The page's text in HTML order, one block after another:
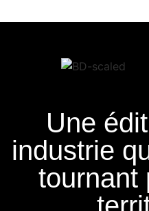
Une
industrie
tournant